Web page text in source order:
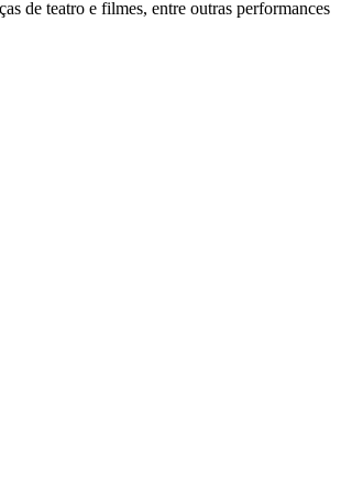
de teatro e filmes, entre outras performances